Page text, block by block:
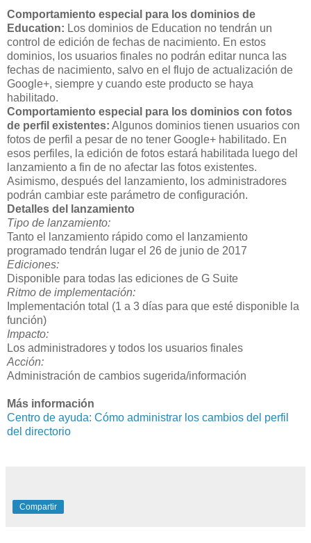
Comportamiento especial para los dominios de
Education: Los dominios de Education no tendrán un
control de edición de fechas de nacimiento. En estos
dominios, los usuarios finales no podrán editar nunca las
fechas de nacimiento, salvo en el flujo de actualización de
Google+, siempre y cuando este producto se haya
habilitado.
Comportamiento especial para los dominios con fotos
de perfil existentes: Algunos dominios tienen usuarios con
fotos de perfil a pesar de no tener Google+ habilitado. En
esos perfiles, la edición de fotos estará habilitada luego del
lanzamiento a fin de no afectar las fotos existentes.
Asimismo, después del lanzamiento, los administradores
podrán cambiar este parámetro de configuración.
Detalles del lanzamiento
Tipo de lanzamiento:
Tanto el lanzamiento rápido como el lanzamiento
programado tendrán lugar el 26 de junio de 2017
Ediciones:
Disponible para todas las ediciones de G Suite
Ritmo de implementación:
Implementación total (1 a 3 días para que esté disponible la
función)
Impacto:
Los administradores y todos los usuarios finales
Acción:
Administración de cambios sugerida/información
Más información
Centro de ayuda: Cómo administrar los cambios del perfil
del directorio
Compartir